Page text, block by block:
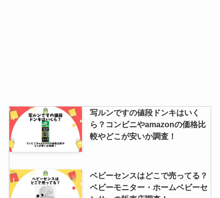
写ルンですの値段ドンキはいく
ら？コンビニやamazonの価格比
較やどこが安いか調査！
ベビーセンスはどこで売ってる？
ベビーモニター・ホームベビーセ